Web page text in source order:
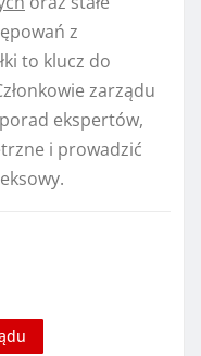
z
to klucz do
zarządu
ekspertów,
i prowadzić